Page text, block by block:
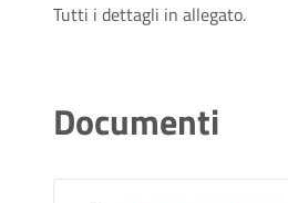
Tutti i dettagli in allegato.
Documenti